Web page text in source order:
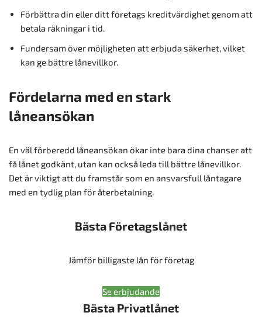
Förbättra din eller ditt företags kreditvärdighet genom att
betala räkningar i tid.
Fundersam över möjligheten att erbjuda säkerhet, vilket
kan ge bättre lånevillkor.
Fördelarna med en stark
låneansökan
En väl förberedd låneansökan ökar inte bara dina chanser att
få lånet godkänt, utan kan också leda till bättre lånevillkor.
Det är viktigt att du framstår som en ansvarsfull låntagare
med en tydlig plan för återbetalning.
Bästa Företagslånet
Jämför billigaste lån för företag
Se erbjudande
Bästa Privatlånet